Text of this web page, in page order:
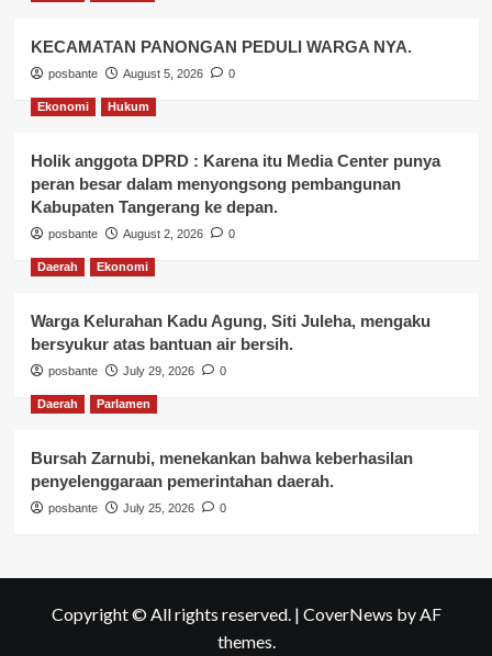
KECAMATAN PANONGAN PEDULI WARGA NYA.
posbante August 5, 2026 0
Ekonomi Hukum
Holik anggota DPRD : Karena itu Media Center punya
peran besar dalam menyongsong pembangunan
Kabupaten Tangerang ke depan.
posbante August 2, 2026 0
Daerah Ekonomi
Warga Kelurahan Kadu Agung, Siti Juleha, mengaku
bersyukur atas bantuan air bersih.
posbante July 29, 2026 0
Daerah Parlamen
Bursah Zarnubi, menekankan bahwa keberhasilan
penyelenggaraan pemerintahan daerah.
posbante July 25, 2026 0
Copyright © All rights reserved. | CoverNews by AF
themes.